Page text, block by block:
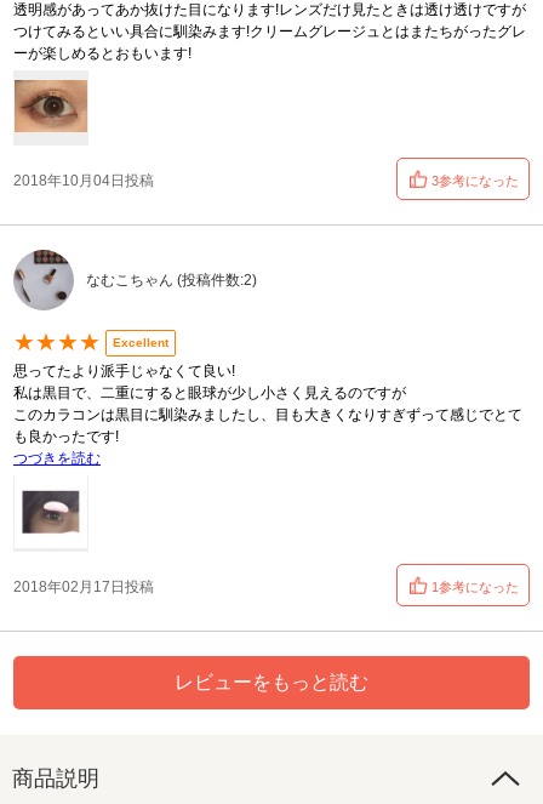
透明感があってあか抜けた目になります!レンズだけ見たときは透け透けですが
つけてみるといい具合に馴染みます!クリームグレージュとはまたちがったグレ
ーが楽しめるとおもいます!
2018年10月04日投稿 3参考になった
なむこちゃん (投稿件数:2)
★★★★ Excellent
思ってたより派手じゃなくて良い!
私は黒目で、二重にすると眼球が少し小さく見えるのですが
このカラコンは黒目に馴染みましたし、目も大きくなりすぎずって感じでとて
も良かったです!
つづきを読む
2018年02月17日投稿 1参考になった
レビューをもっと読む
商品説明